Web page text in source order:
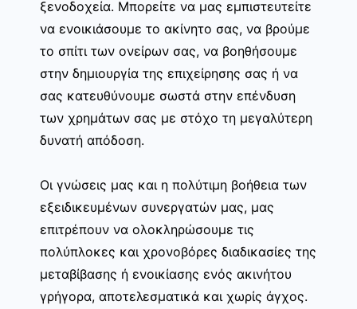
ξενοδοχεία. Μπορείτε να μας εμπιστευτείτε
να ενοικιάσουμε το ακίνητο σας, να βρούμε
το σπίτι των ονείρων σας, να βοηθήσουμε
στην δημιουργία της επιχείρησης σας ή να
σας κατευθύνουμε σωστά στην επένδυση
των χρημάτων σας με στόχο τη μεγαλύτερη
δυνατή απόδοση.
Οι γνώσεις μας και η πολύτιμη βοήθεια των
εξειδικευμένων συνεργατών μας, μας
επιτρέπουν να ολοκληρώσουμε τις
πολύπλοκες και χρονοβόρες διαδικασίες της
μεταβίβασης ή ενοικίασης ενός ακινήτου
γρήγορα, αποτελεσματικά και χωρίς άγχος.